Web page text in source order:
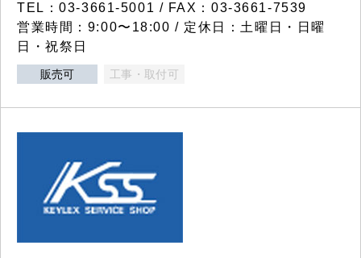
TEL：03-3661-5001 / FAX：03-3661-7539
営業時間：9:00〜18:00 / 定休日：土曜日・日曜
日・祝祭日
販売可 工事・取付可